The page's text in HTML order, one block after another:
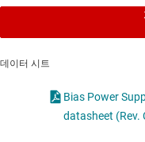
데이터 시트
Bias Power
datasheet (Rev.